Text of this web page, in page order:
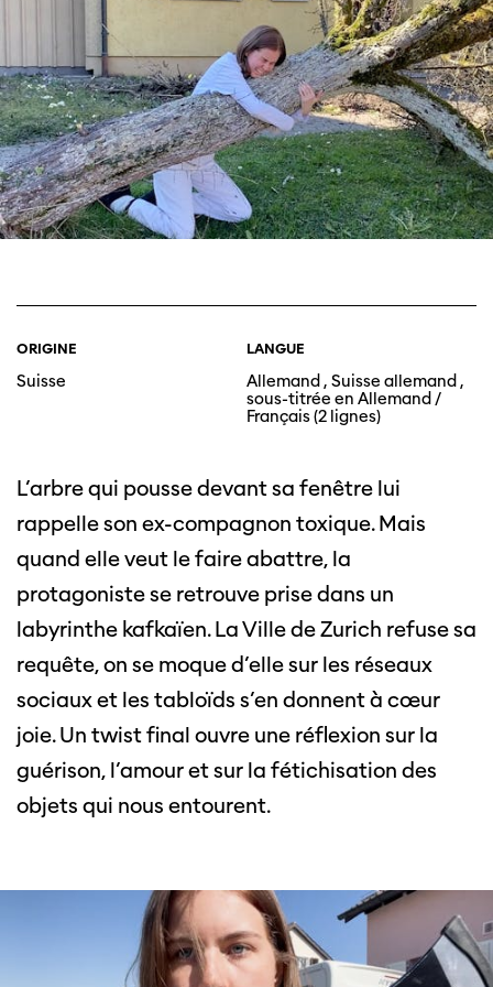
ORIGINE
Suisse
LANGUE
Allemand , Suisse allemand ,
sous-titrée en Allemand /
Français (2 lignes)
L’arbre qui pousse devant sa fenêtre lui
rappelle son ex-compagnon toxique. Mais
quand elle veut le faire abattre, la
protagoniste se retrouve prise dans un
labyrinthe kafkaïen. La Ville de Zurich refuse sa
requête, on se moque d’elle sur les réseaux
sociaux et les tabloïds s’en donnent à cœur
joie. Un twist final ouvre une réflexion sur la
guérison, l’amour et sur la fétichisation des
objets qui nous entourent.